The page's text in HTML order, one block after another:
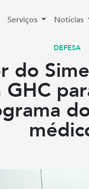
Serviços Notícias
DEFESA
do
GHC